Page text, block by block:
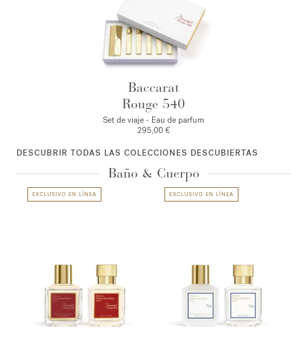
Baccarat
Rouge 540
Set de viaje - Eau de parfum
295,00 €
DESCUBRIR TODAS LAS COLECCIONES DESCUBIERTAS
Baño & Cuerpo
EXCLUSIVO EN LÍNEA EXCLUSIVO EN LÍNEA